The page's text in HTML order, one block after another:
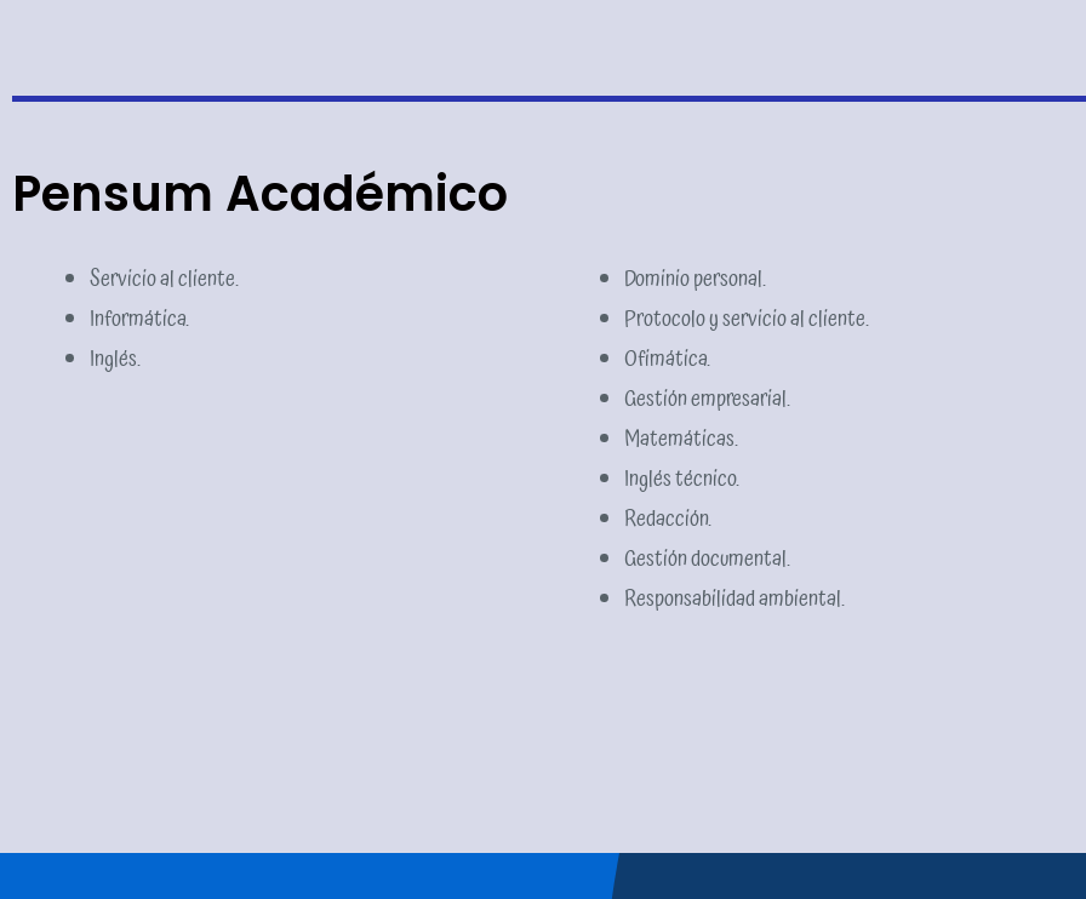
Pensum Académico
Servicio al cliente.
Informática.
Inglés.
Dominio personal.
Protocolo y servicio al cliente.
Ofimática.
Gestión empresarial.
Matemáticas.
Inglés técnico.
Redacción.
Gestión documental.
Responsabilidad ambiental.